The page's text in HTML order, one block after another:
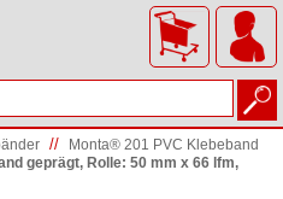
//
Monta® 201 PVC Klebeband
geprägt, Rolle: 50 mm x 66 lfm,